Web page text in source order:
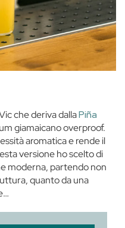
che deriva dallaPiña
giamaicano overproof.
aromatica e rende il
versione ho scelto di
moderna, partendo non
quanto da una